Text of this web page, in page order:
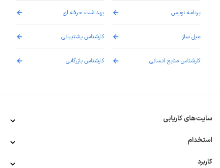
برنامه نویس
مبل ساز
کارشناس منابع انسانی
بهداشت حرفه ای
کارشناس پشتیبانی
کارشناس بازرگانی
سایت‌های کاریابی
استخدام
کاربرد